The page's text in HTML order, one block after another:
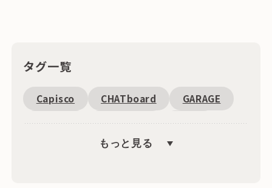
タグ一覧
Capisco CHATboard
GARAGE
Fantoni
恵比寿周辺
SDGs
文具
海外
もっと見る